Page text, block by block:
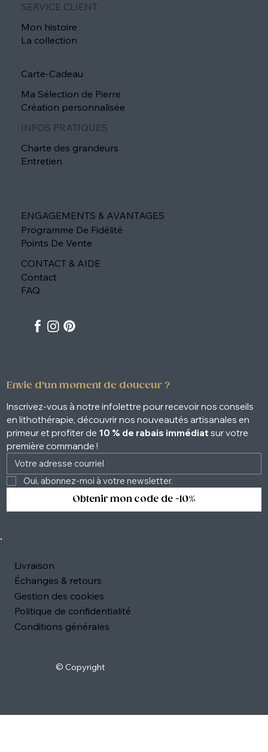
SERVICE CLIENT
Mon histoire
La collection
Carte-Cadeau
Ma Sélection de Pierre
Création personnalisée
INFOS PRATIQUES
Charte des grandeurs
Entretien
ENGAGEMENTS & AVANTAGES
Programme De Fidélité
Points De Vente
CONTACT & AIDE
Contact
FAQ
Envie d'un moment de douceur ?
Inscrivez-vous à notre infolettre pour recevoir nos conseils
en lithothérapie, découvrir nos nouveautés artisanales en
primeur et profiter de 10 % de rabais immédiat sur votre
première commande !
Obtenir mon code de -10%
Échanges & retours
Livraison
Conditions générales
Politique de confidentialité
Gestion des cookies
© Copyright